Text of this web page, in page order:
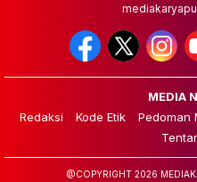
MEDIA
Redaksi
Kode Etik Pedoman
@COPYRIGHT 2026